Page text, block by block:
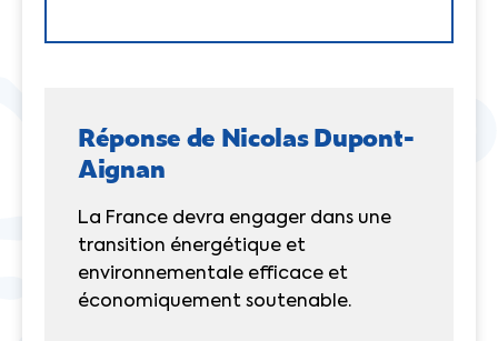
Réponse de Nicolas Dupont-
Aignan
La France devra engager dans une
transition énergétique et
environnementale efficace et
économiquement soutenable.